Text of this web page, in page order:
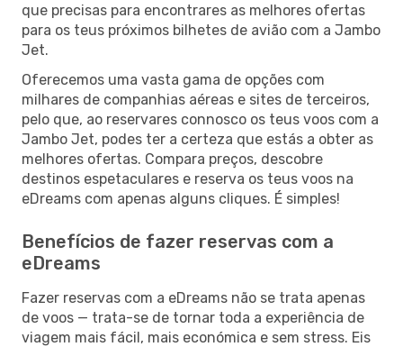
que precisas para encontrares as melhores ofertas
para os teus próximos bilhetes de avião com a Jambo
Jet.
Oferecemos uma vasta gama de opções com
milhares de companhias aéreas e sites de terceiros,
pelo que, ao reservares connosco os teus voos com a
Jambo Jet, podes ter a certeza que estás a obter as
melhores ofertas. Compara preços, descobre
destinos espetaculares e reserva os teus voos na
eDreams com apenas alguns cliques. É simples!
Benefícios de fazer reservas com a
eDreams
Fazer reservas com a eDreams não se trata apenas
de voos — trata-se de tornar toda a experiência de
viagem mais fácil, mais económica e sem stress. Eis